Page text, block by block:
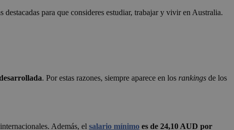
para que consideres estudiar, trabajar y vivir en Australia.
. Por estas razones, siempre aparece en los rankings de los
Además, el salario mínimo es de 24,10 AUD por